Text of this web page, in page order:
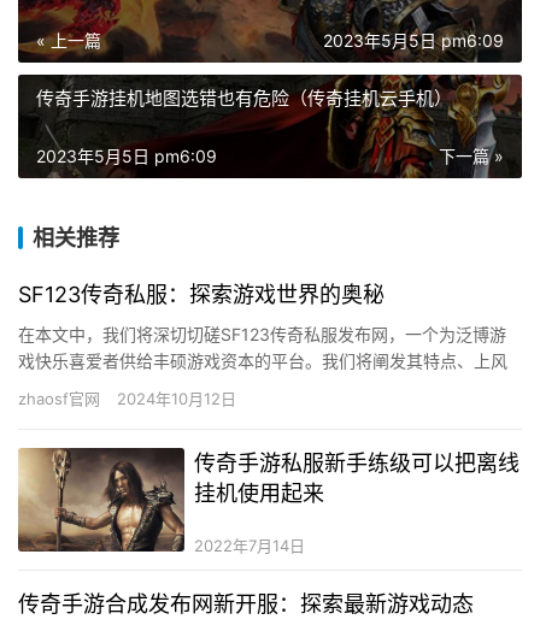
« 上一篇 2023年5月5日 pm6:09
传奇手游挂机地图选错也有危险（传奇挂机云手机）
下一篇 »
2023年5月5日 pm6:09
相关推荐
SF123传奇私服：探索游戏世界的奥秘
在本文中，我们将深切切磋SF123传奇私服发布网，一个为泛博游
戏快乐喜爱者供给丰硕游戏资本的平台。我们将阐发其特点、上风
和若何选择适合的私服，以确保玩家可以或许取得最好的游戏体
zhaosf官网 2024年10月12日
传奇手游私服新手练级可以把离线
挂机使用起来
2022年7月14日
传奇手游合成发布网新开服：探索最新游戏动态